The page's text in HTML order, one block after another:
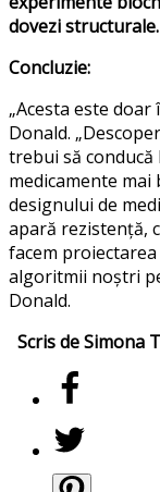
dovezi structurale.
Concluzie:
„Acesta este
Donald.
trebui să conducă
medicamente mai
designului de
apară rezistență,
facem proiectarea
algoritmii noștri
Donald.
Scris de Simona